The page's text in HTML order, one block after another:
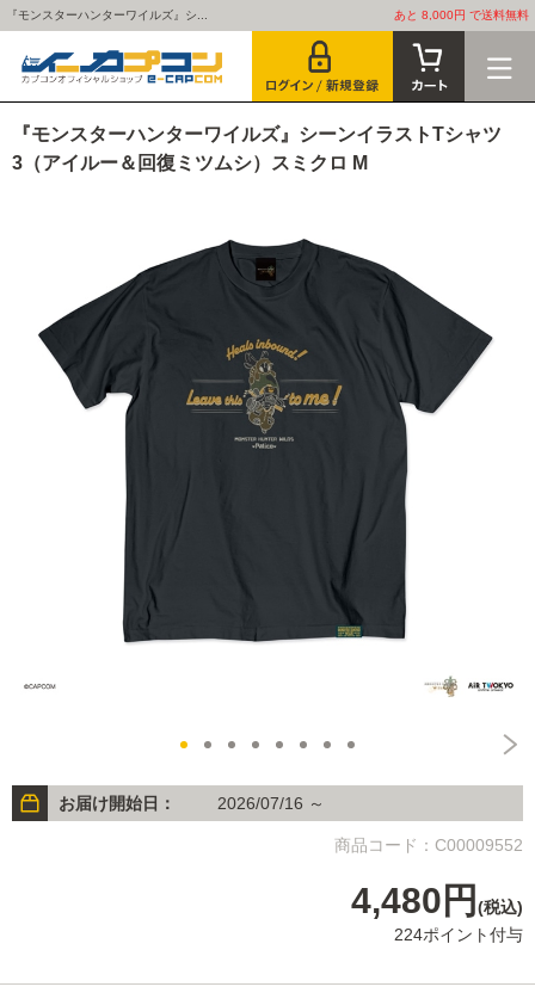
『モンスターハンターワイルズ』シ... あと 8,000円 で送料無料
『モンスターハンターワイルズ』シーンイラストTシャツ
3（アイルー＆回復ミツムシ）スミクロ M
お届け開始日： 2026/07/16 ～
商品コード：C00009552
4,480円 (税込)
224ポイント付与